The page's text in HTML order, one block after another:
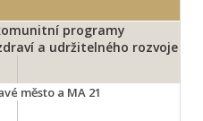
programy
a udržitelného rozvoje
město a MA 21